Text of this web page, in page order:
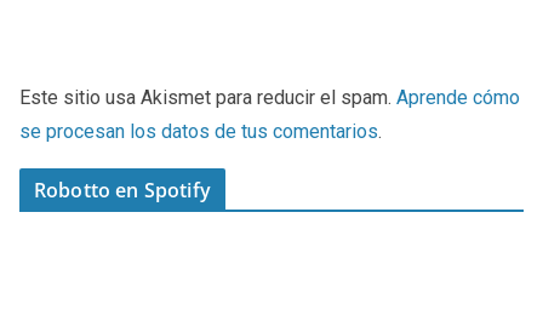
Este sitio usa Akismet para reducir el spam. Aprende cómo
se procesan los datos de tus comentarios.
Robotto en Spotify